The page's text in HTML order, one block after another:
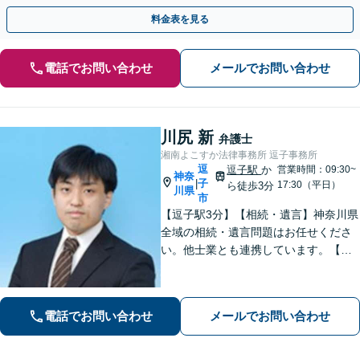
理士・司法書士有資格弁護士が対応。
料金表を見る
電話でお問い合わせ メールでお問い合わせ
川尻 新 弁護士
湘南よこすか法律事務所 逗子事務所
神奈
川県
|
逗
子
市
逗子駅か
ら徒歩3分
営業時間：09:30~
17:30（平日）
【逗子駅3分】【相続・遺言】神奈川県
全域の相続・遺言問題はお任せくださ
い。他士業とも連携しています。【離
【初回面談無料】【夜間・休日は予約
で対応可】【法テラス可】
電話でお問い合わせ メールでお問い合わせ